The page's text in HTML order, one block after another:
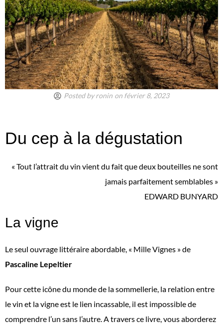
Posted byronin on février 8, 2023
Du cep à la dégustation
« Tout l’attrait du vin vient du fait que deux bouteilles ne sont
jamais parfaitement semblables »
EDWARD BUNYARD
La vigne
Le seul ouvrage littéraire abordable, « Mille Vignes » de
Pascaline Lepeltier
Pour cette icône du monde de la sommellerie, la relation entre
le vin et la vigne est le lien incassable, il est impossible de
comprendre l’un sans l’autre. A travers ce livre, vous aborderez